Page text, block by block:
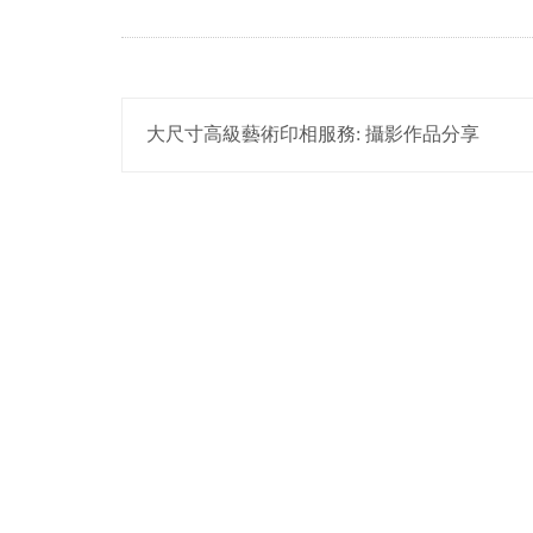
POST
NAVIGATION
大尺寸高級藝術印相服務: 攝影作品分享